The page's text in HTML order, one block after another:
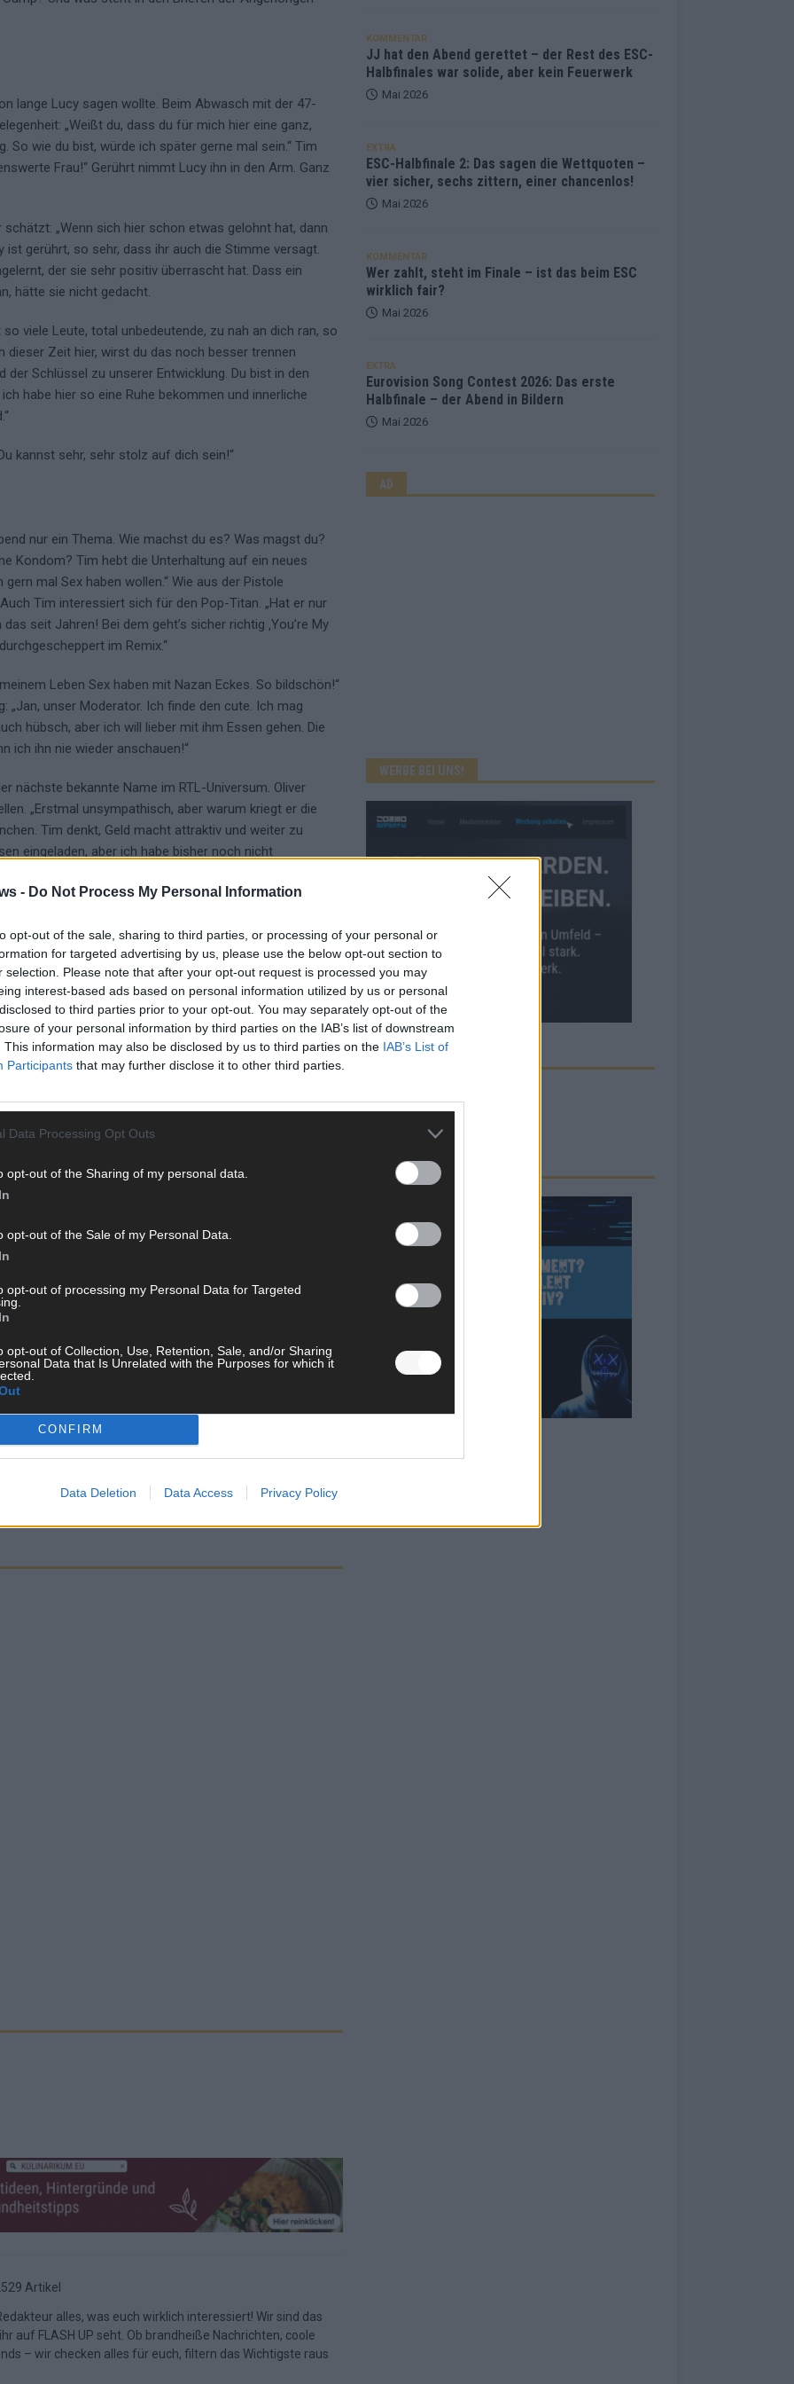
- Do Not Process My Personal Information
opt-out of the sale, sharing to third parties, or processing of your personal or
for targeted advertising by us, please use the below opt-out section to
selection. Please note that after your opt-out request is processed you may
interest-based ads based on personal information utilized by us or personal
to third parties prior to your opt-out. You may separately opt-out of the
of your personal information by third parties on the IAB’s list of downstream
This information may also be disclosed by us to third parties on the IAB’s List of
Participants that may further disclose it to other third parties.
Data Processing Opt Outs
opt-out of the Sharing of my personal data.
opt-out of the Sale of my Personal Data.
opt-out of processing my Personal Data for Targeted
opt-out of Collection, Use, Retention, Sale, and/or Sharing
Data that Is Unrelated with the Purposes for which it
CONFIRM
Data Deletion Data Access Privacy Policy
lange Lucy sagen wollte. Beim Abwasch mit der 47-
„Weißt du, dass du für mich hier eine ganz,
So wie du bist, würde ich später gerne mal sein.“ Tim
Frau!“ Gerührt nimmt Lucy ihn in den Arm. Ganz
„Wenn sich hier schon etwas gelohnt hat, dann
ist gerührt, so sehr, dass ihr auch die Stimme versagt.
der sie sehr positiv überrascht hat. Dass ein
hätte sie nicht gedacht.
viele Leute, total unbedeutende, zu nah an dich ran, so
Zeit hier, wirst du das noch besser trennen
der Schlüssel zu unserer Entwicklung. Du bist in den
habe hier so eine Ruhe bekommen und innerliche
kannst sehr, sehr stolz auf dich sein!“
nur ein Thema. Wie machst du es? Was magst du?
Kondom? Tim hebt die Unterhaltung auf ein neues
mal Sex haben wollen.“ Wie aus der Pistole
Tim interessiert sich für den Pop-Titan. „Hat er nur
seit Jahren! Bei dem geht’s sicher richtig ‚You’re My
im Remix.“
Leben Sex haben mit Nazan Eckes. So bildschön!“
„Jan, unser Moderator. Ich finde den cute. Ich mag
hübsch, aber ich will lieber mit ihm Essen gehen. Die
ich ihn nie wieder anschauen!“
nächste bekannte Name im RTL-Universum. Oliver
„Erstmal unsympathisch, aber warum kriegt er die
Tim denkt, Geld macht attraktiv und weiter zu
eingeladen, aber ich habe bisher noch nicht
Nein!“ Grundsätzlich hat Tim einen Crush für Sänger
Rapper…, hört sich an wie Wochenende…, Abel von ‚The
„Mit die berühmteste Person der Welt? Das ist ja so, als
Swift!“.
noch eine Woche keinen Sex. Hardcore!“ Kim freut
wohl obviously wahrscheinlich keinen Dschungelsex.
mich auf dich und ziehe mich schick an für dich!“
Dr. Bob teilt den Stars mit, dass das Ärzte-Team
zu nehmen. Der Dschungel ist eine kräftezehrende
hat sich Heinz Hoenig ausgezeichnet geschlagen.
Überraschung auf Lucy: Briefe der Angehörigen der
Seit knapp zwei Wochen befinden sich die Stars im
abgeschirmt. Jetzt endlich kommen die lang
anderen nahestehenden Personen. Da kullern natürlich
Kanal
Artikel
alles, was euch wirklich interessiert! Wir sind das
auf FLASH UP seht. Ob brandheiße Nachrichten, coole
– wir checken alles für euch, filtern das Wichtigste raus
KOMMENTAR
JJ hat den Abend gerettet – der Rest des ESC-
Halbfinales war solide, aber kein Feuerwerk
Mai 2026
EXTRA
ESC-Halbfinale 2: Das sagen die Wettquoten –
vier sicher, sechs zittern, einer chancenlos!
Mai 2026
KOMMENTAR
Wer zahlt, steht im Finale – ist das beim ESC
wirklich fair?
Mai 2026
EXTRA
Eurovision Song Contest 2026: Das erste
Halbfinale – der Abend in Bildern
Mai 2026
AD
WERBE BEI UNS!